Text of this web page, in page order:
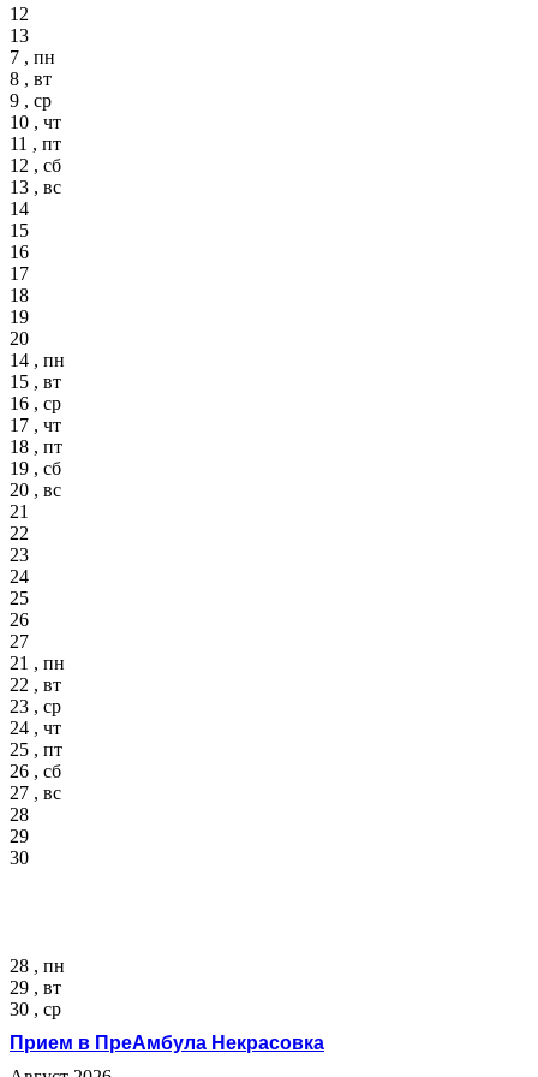
12
13
7 , пн
8 , вт
9 , ср
10 , чт
11 , пт
12 , сб
13 , вс
14
15
16
17
18
19
20
14 , пн
15 , вт
16 , ср
17 , чт
18 , пт
19 , сб
20 , вс
21
22
23
24
25
26
27
21 , пн
22 , вт
23 , ср
24 , чт
25 , пт
26 , сб
27 , вс
28
29
30
28 , пн
29 , вт
30 , ср
Прием в ПреАмбула Некрасовка